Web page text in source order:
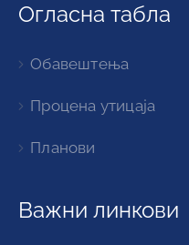
Огласна табла
Обавештења
Процена утицаја
Планови
Важни линкови